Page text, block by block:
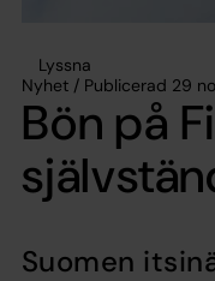
Lyssna
Nyhet / Publicerad 29
Bön på
Suomen